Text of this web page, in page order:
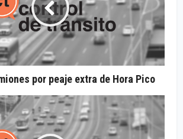
por peaje extra de Hora Pico